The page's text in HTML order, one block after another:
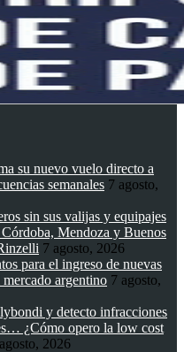
su nuevo vuelo directo a
semanales 7 agosto,
sin sus valijas y equipajes
Mendoza y Buenos
7 agosto, 2026
para el ingreso de nuevas
mercado argentino 7 agosto,
y detecto infracciones
¿Cómo opero la low cost
2026